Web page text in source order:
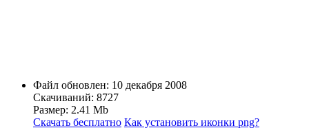
Файл обновлен: 10 декабря 2008
Скачиваний: 8727
Размер: 2.41 Mb
Скачать бесплатно Как установить иконки png?